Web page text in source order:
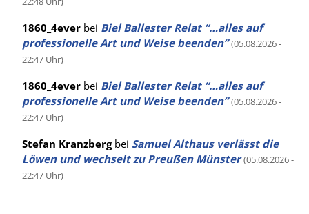
1860_4ever bei Biel Ballester Relat “…alles auf
professionelle Art und Weise beenden” (05.08.2026 -
22:47 Uhr)
1860_4ever bei Biel Ballester Relat “…alles auf
professionelle Art und Weise beenden” (05.08.2026 -
22:47 Uhr)
Stefan Kranzbergbei Samuel Althaus verlässt die
Löwen und wechselt zu Preußen Münster (05.08.2026 -
22:47 Uhr)